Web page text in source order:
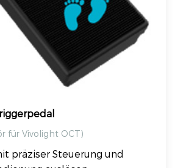
für Vivolight OCT)
präziser Steuerung und